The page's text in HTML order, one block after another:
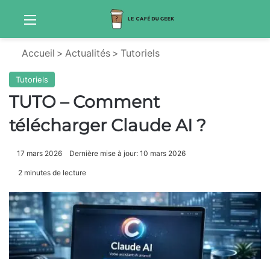
Menu
Accueil > Actualités > Tutoriels
Tutoriels
TUTO – Comment
télécharger Claude AI ?
17 mars 2026 Dernière mise à jour: 10 mars 2026
2 minutes de lecture